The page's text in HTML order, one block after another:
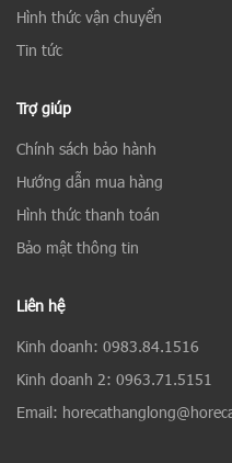
Hình thức vận chuyển
Tin tức
Trợ giúp
Chính sách bảo hành
Hướng dẫn mua hàng
Hình thức thanh toán
Bảo mật thông tin
Liên hệ
Kinh doanh: 0983.84.1516
Kinh doanh 2: 0963.71.5151
Email: